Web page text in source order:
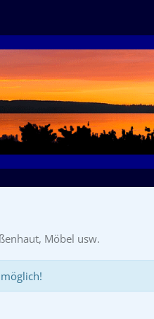
Möbel usw.